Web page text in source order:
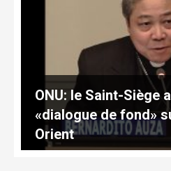
ONU: le Saint-Siège
«dialogue de fond»
Orient